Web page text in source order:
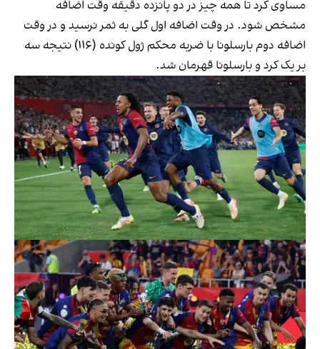
مساوی کرد تا همه چیز در دو پانزده دقیقه وقت اضافه
مشخص شود. در وقت اضافه اول گلی به ثمر نرسید و در وقت
اضافه دوم بارسلونا با ضربه محکم ژول کونده (١١٦) نتیجه سه
بر یک کرد و بارسلونا قهرمان شد.